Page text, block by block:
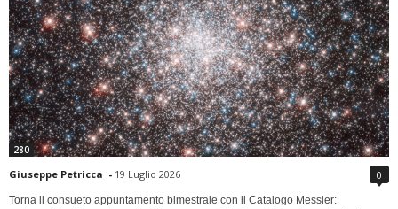
280
Giuseppe Petricca - 19 Luglio 2026 0
Torna il consueto appuntamento bimestrale con il Catalogo Messier: